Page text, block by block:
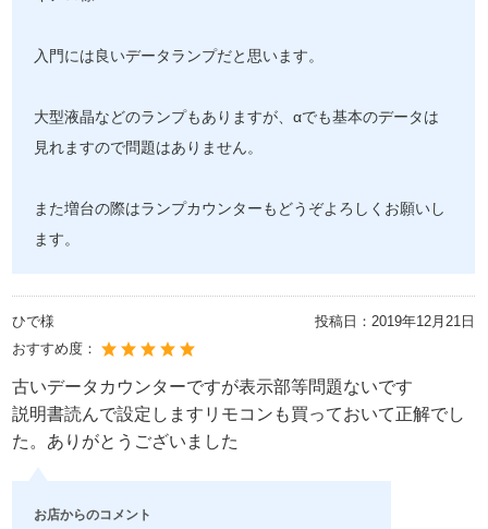
入門には良いデータランプだと思います。
大型液晶などのランプもありますが、αでも基本のデータは
見れますので問題はありません。
また増台の際はランプカウンターもどうぞよろしくお願いし
ます。
ひで様 投稿日：2019年12月21日
おすすめ度：
古いデータカウンターですが表示部等問題ないです
説明書読んで設定しますリモコンも買っておいて正解でし
た。ありがとうございました
お店からのコメント